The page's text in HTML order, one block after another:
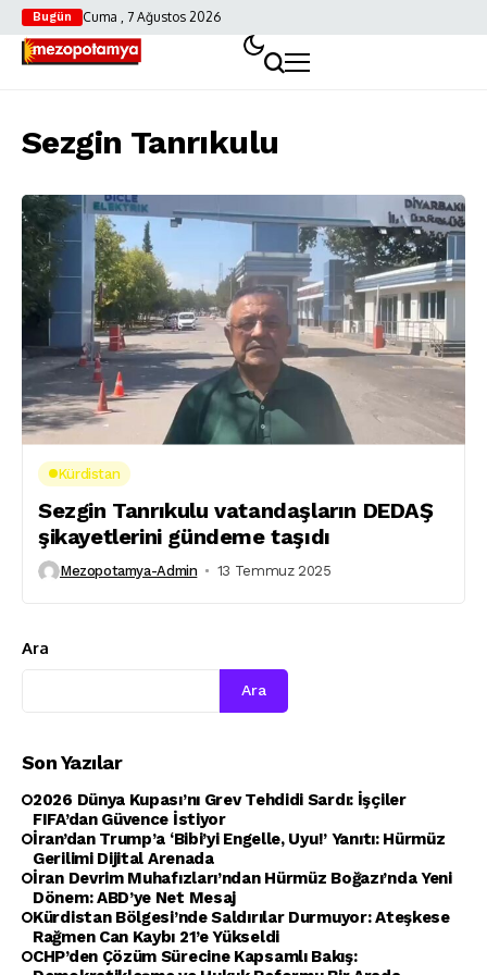
Bugün Cuma , 7 Ağustos 2026
Sezgin Tanrıkulu
Kürdistan
Sezgin Tanrıkulu vatandaşların DEDAŞ
şikayetlerini gündeme taşıdı
Mezopotamya-Admin 13 Temmuz 2025
Ara
Ara
Son Yazılar
2026 Dünya Kupası’nı Grev Tehdidi Sardı: İşçiler
FIFA’dan Güvence İstiyor
İran’dan Trump’a ‘Bibi’yi Engelle, Uyu!’ Yanıtı: Hürmüz
Gerilimi Dijital Arenada
İran Devrim Muhafızları’ndan Hürmüz Boğazı’nda Yeni
Dönem: ABD’ye Net Mesaj
Kürdistan Bölgesi’nde Saldırılar Durmuyor: Ateşkese
Rağmen Can Kaybı 21’e Yükseldi
CHP’den Çözüm Sürecine Kapsamlı Bakış: